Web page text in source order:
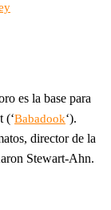
es la base para
(‘Babadook‘).
director de la
Stewart-Ahn.